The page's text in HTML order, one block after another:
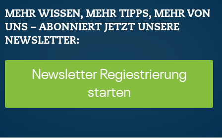
MEHR WISSEN, MEHR TIPPS, MEHR VON
UNS – ABONNIERT JETZT UNSERE
NEWSLETTER:
Newsletter Regiestrierung
starten